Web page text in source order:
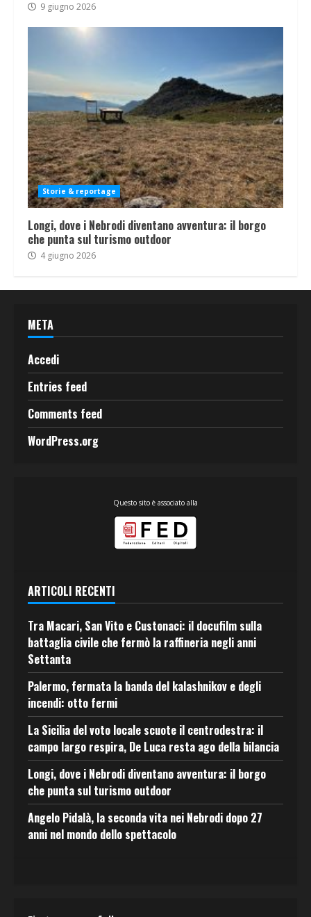
9 giugno 2026
Storie & reportage
Longi, dove i Nebrodi diventano avventura: il borgo
che punta sul turismo outdoor
4 giugno 2026
META
Accedi
Entries feed
Comments feed
WordPress.org
Questo sito è associato alla
ARTICOLI RECENTI
Tra Macari, San Vito e Custonaci: il docufilm sulla
battaglia civile che fermò la raffineria negli anni
Settanta
Palermo, fermata la banda del kalashnikov e degli
incendi: otto fermi
La Sicilia del voto locale scuote il centrodestra: il
campo largo respira, De Luca resta ago della bilancia
Longi, dove i Nebrodi diventano avventura: il borgo
che punta sul turismo outdoor
Angelo Pidalà, la seconda vita nei Nebrodi dopo 27
anni nel mondo dello spettacolo